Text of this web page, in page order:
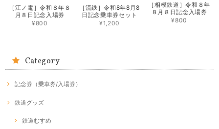
［江ノ電］令和８年８
月８日記念入場券
¥800
［流鉄］令和8年8月8
日記念乗車券セット
¥1,200
［相模鉄道］令和８年
８月８日記念入場券
¥800
Category
記念券（乗車券/入場券）
鉄道グッズ
鉄道むすめ